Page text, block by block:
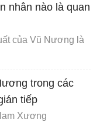
nhân nào là quan
của Vũ Nương là
trong các
tiếp
Xương